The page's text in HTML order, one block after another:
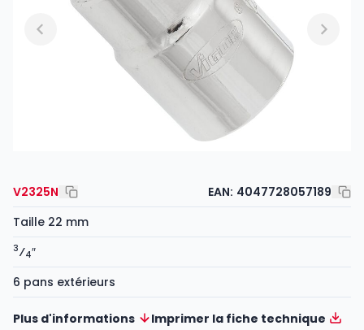
V2325N EAN: 4047728057189
Taille 22 mm
3⁄4″
6 pans extérieurs
Plus d'informations Imprimer la fiche technique